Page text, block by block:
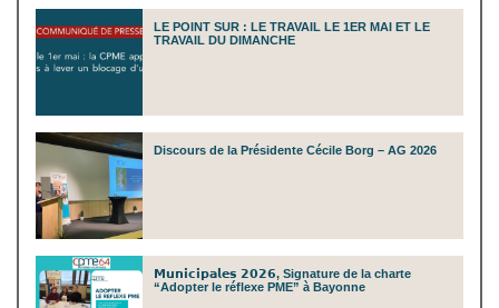
LE POINT SUR : LE TRAVAIL LE 1ER MAI ET LE
TRAVAIL DU DIMANCHE
Discours de la Présidente Cécile Borg – AG 2026
𝗠𝘂𝗻𝗶𝗰𝗶𝗽𝗮𝗹𝗲𝘀 𝟮𝟬𝟮𝟲, Signature de la charte
“Adopter le réflexe PME” à Bayonne